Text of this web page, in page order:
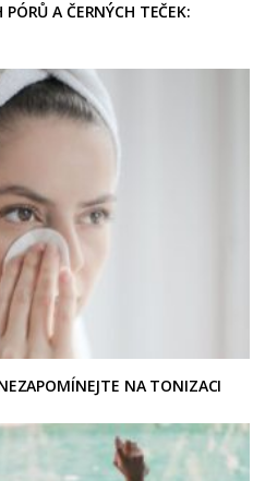
A ČERNÝCH TEČEK:
NA TONIZACI